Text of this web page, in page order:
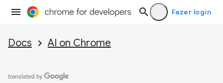
Fazer login
Docs AI on Chrome